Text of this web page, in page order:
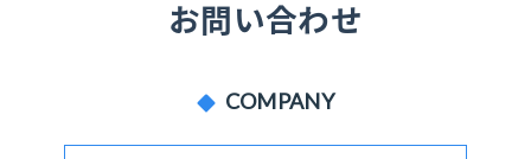
お問い合わせ
COMPANY